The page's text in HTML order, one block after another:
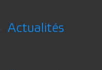
Actualités